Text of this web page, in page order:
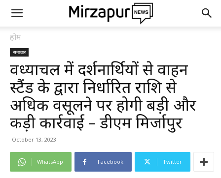
होम
समाचार
विंध्याचल में दर्शनार्थियों से वाहन
स्टैंड के द्वारा निर्धारित राशि से
अधिक वसूलने पर होगी बड़ी और
कड़ी कार्रवाई – डीएम मिर्जापुर
October 13, 2023
WhatsApp Facebook Twitter